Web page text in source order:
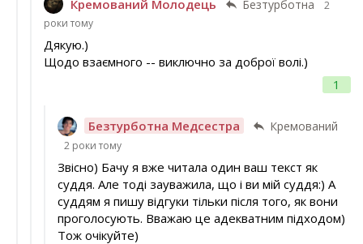
Кремований Молодець Безтурботна
2
роки тому
1
Дякую.)
Щодо взаємного -- виключно за доброї волі.)
Безтурботна Медсестра Кремований
2 роки тому
Звісно) Бачу я вже читала один ваш текст як
суддя. Але тоді зауважила, що і ви мій суддя:) А
суддям я пишу відгуки тільки після того, як вони
проголосують. Вважаю це адекватним підходом)
Тож очікуйте)